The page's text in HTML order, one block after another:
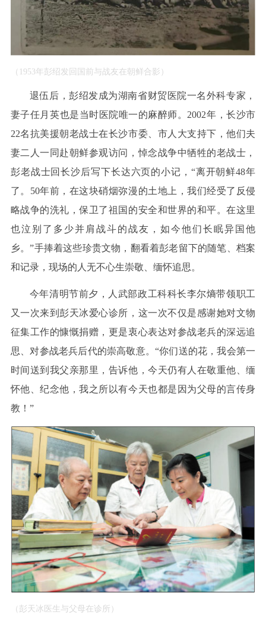
（1953年彭绍发回国前与战友在朝鲜合影）
退伍后，彭绍发成为湖南省财贸医院一名外科专家，
妻子任月英也是当时医院唯一的麻醉师。2002年，长沙市
22名抗美援朝老战士在长沙市委、市人大支持下，他们夫
妻二人一同赴朝鲜参观访问，悼念战争中牺牲的老战士，
彭老战士回长沙后写下长达六页的小记，“离开朝鲜48年
了。50年前，在这块硝烟弥漫的土地上，我们经受了反侵
略战争的洗礼，保卫了祖国的安全和世界的和平。在这里
也泣别了多少并肩战斗的战友，如今他们长眠异国他
乡。”手捧着这些珍贵文物，翻看着彭老留下的随笔、档案
和记录，现场的人无不心生崇敬、缅怀追思。
今年清明节前夕，人武部政工科科长李尔熵带领职工
又一次来到彭天冰爱心诊所，这一次不仅是感谢她对文物
征集工作的慷慨捐赠，更是衷心表达对参战老兵的深远追
思、对参战老兵后代的崇高敬意。“你们送的花，我会第一
时间送到我父亲那里，告诉他，今天仍有人在敬重他、缅
怀他、纪念他，我之所以有今天也都是因为父母的言传身
教！”
（彭天冰医生与父母在诊所）